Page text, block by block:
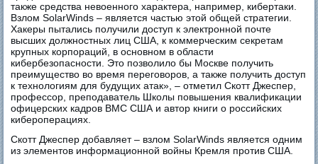
также средства невоенного характера, например, кибертаки.
Взлом SolarWinds – является частью этой общей стратегии.
Хакеры пытались получили доступ к электронной почте
высших должностных лиц США, к коммерческим секретам
крупных корпораций, в основном в области
кибербезопасности. Это позволило бы Москве получить
преимущество во время переговоров, а также получить доступ
к технологиям для будущих атак», – отметил Скотт Джеспер,
профессор, преподаватель Школы повышения квалификации
офицерских кадров ВМС США и автор книги о российских
кибероперациях.
Скотт Джеспер добавляет – взлом SolarWinds является одним
из элементов информационной войны Кремля против США.